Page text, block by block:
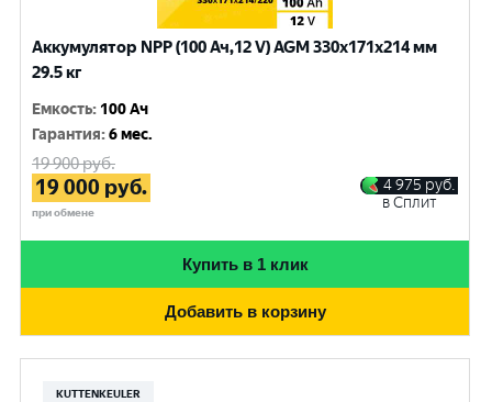
Аккумулятор NPP (100 Ач,12 V) AGM 330x171x214 мм
29.5 кг
Емкость: 100 Ач
Гарантия:6 мес.
19 900руб.
19 000 руб.
при обмене
4 975 руб.
в Сплит
Купить в 1 клик
Добавить в корзину
KUTTENKEULER